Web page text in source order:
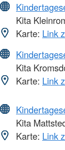
Kita
Karte: Link
Kita
Karte: Link
Kita
Karte: Link